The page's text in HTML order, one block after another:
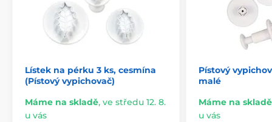
Lístek na pérku 3 ks, cesmína
(Pístový vypichovač)
Máme na skladě, ve středu 12. 8.
u vás
Pístový
malé
Máme na skladě
u vás